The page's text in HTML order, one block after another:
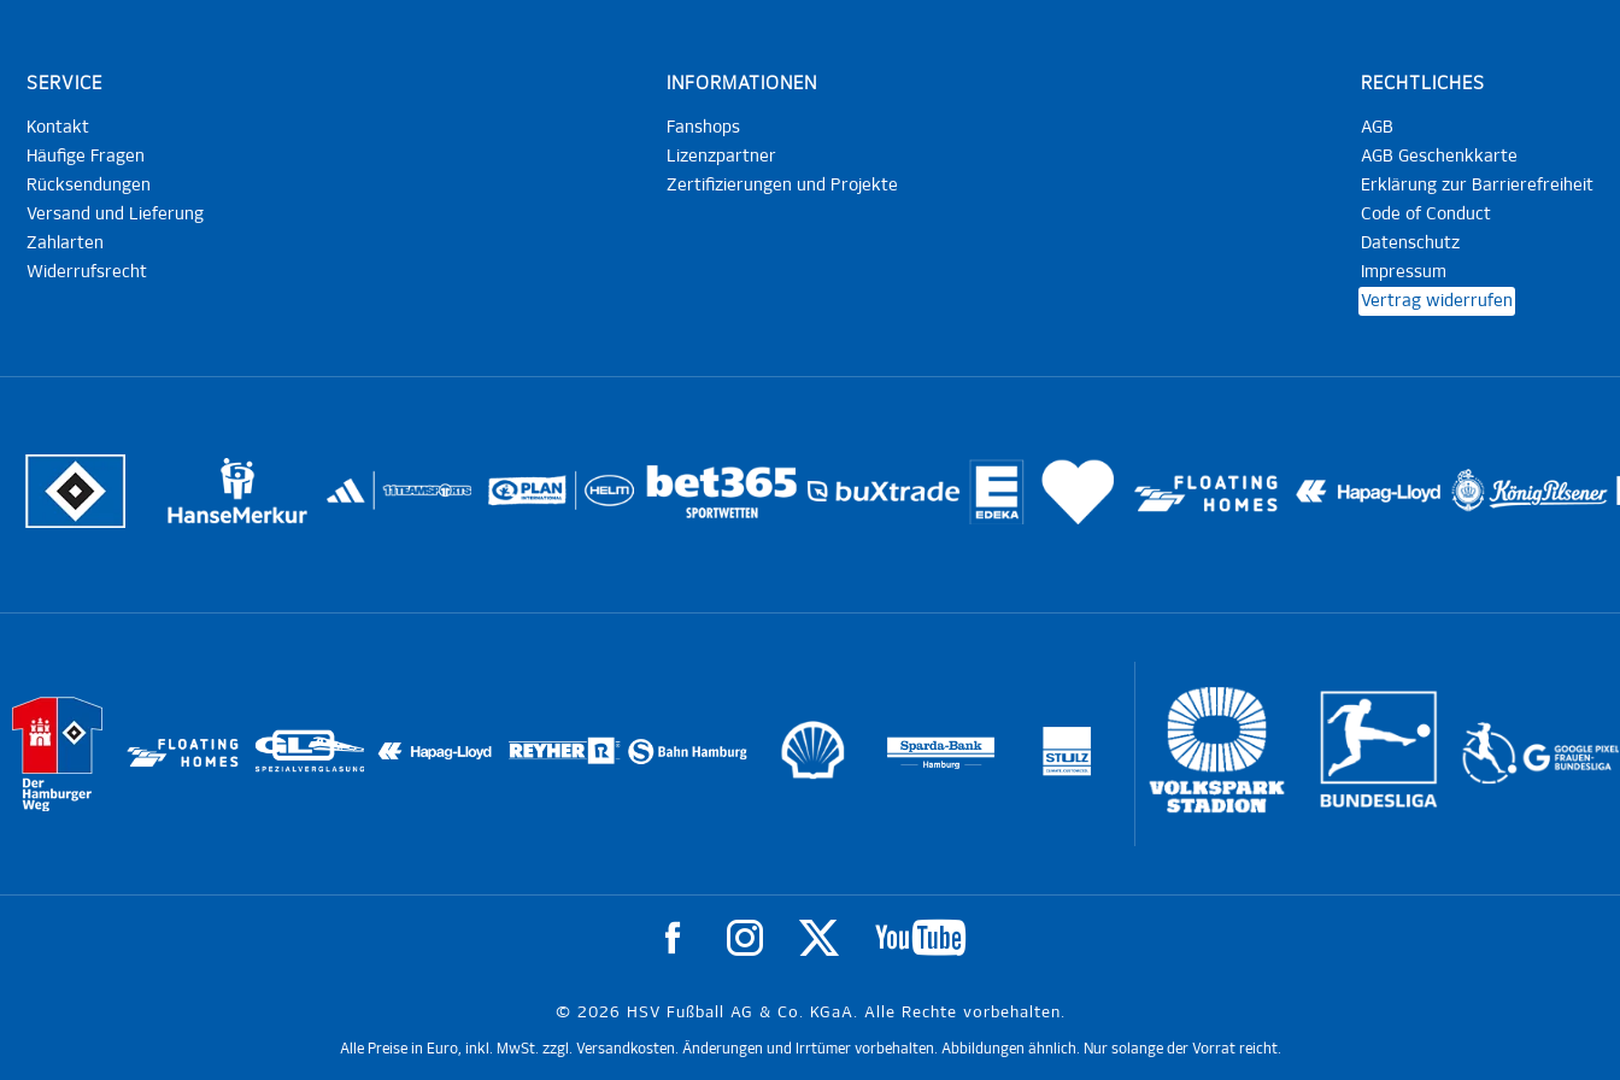
SERVICE
Kontakt
Häufige Fragen
Rücksendungen
Versand und Lieferung
Zahlarten
Widerrufsrecht
INFORMATIONEN
Fanshops
Lizenzpartner
Zertifizierungen und Projekte
RECHTLICHES
AGB
AGB Geschenkkarte
Erklärung zur Barrierefreiheit
Code of Conduct
Datenschutz
Impressum
Vertrag widerrufen
© 2026 HSV Fußball AG & Co. KGaA. Alle Rechte vorbehalten.
Alle Preise in Euro, inkl. MwSt. zzgl. Versandkosten. Änderungen und Irrtümer vorbehalten. Abbildungen ähnlich. Nur solange der Vorrat reicht.